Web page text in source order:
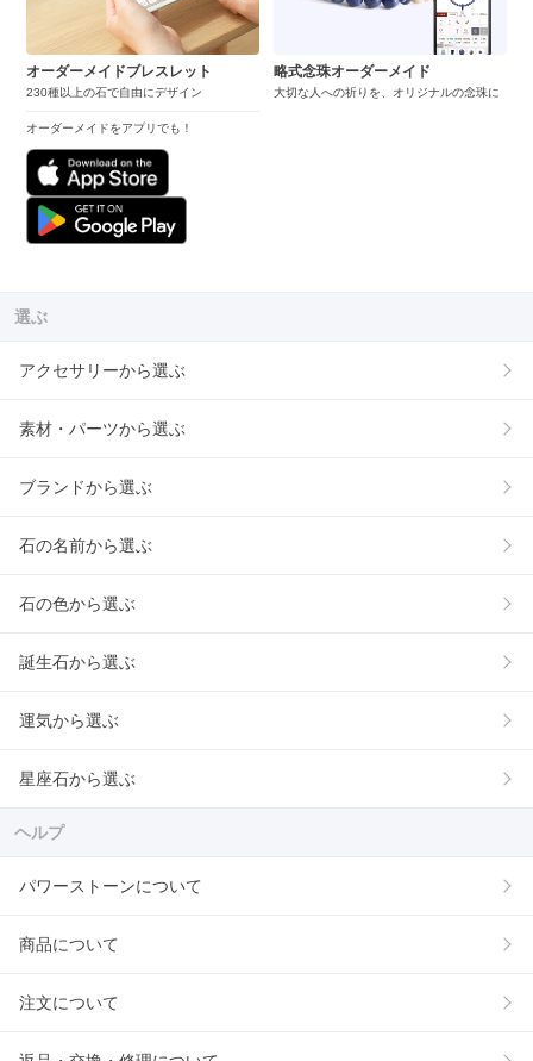
オーダーメイドブレスレット
230種以上の石で自由にデザイン
オーダーメイドをアプリでも！
略式念珠オーダーメイド
大切な人への祈りを、オリジナルの念珠に
選ぶ
アクセサリーから選ぶ
素材・パーツから選ぶ
ブランドから選ぶ
石の名前から選ぶ
石の色から選ぶ
誕生石から選ぶ
運気から選ぶ
星座石から選ぶ
ヘルプ
パワーストーンについて
商品について
注文について